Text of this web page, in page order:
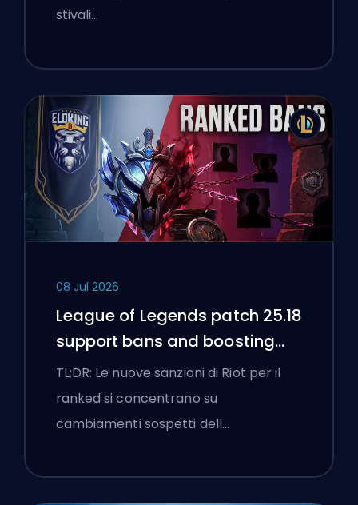
stivali…
08 Jul 2026
League of Legends patch 25.18
support bans and boosting
flags
TL;DR: Le nuove sanzioni di Riot per il
ranked si concentrano su
cambiamenti sospetti dell…